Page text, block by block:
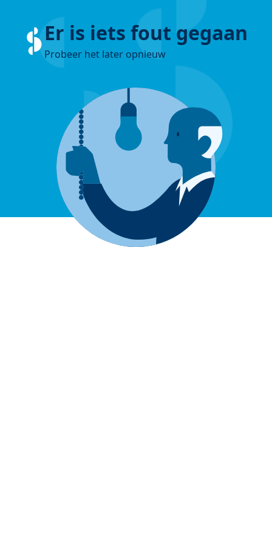
Er is iets fout gegaan
Probeer het later opnieuw